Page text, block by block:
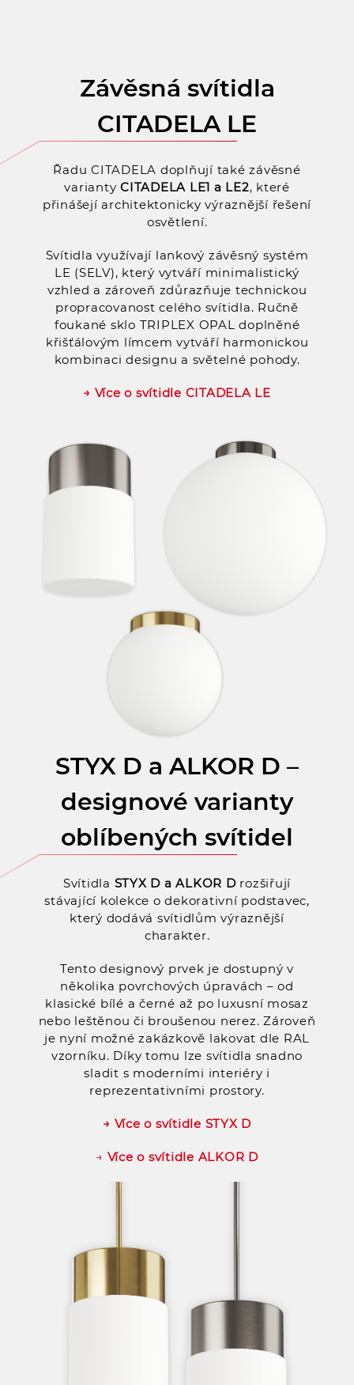
Závěsná svítidla
CITADELA LE
Řadu CITADELA doplňují také závěsné
varianty CITADELA LE1 a LE2, které
přinášejí architektonicky výraznější řešení
osvětlení.
Svítidla využívají lankový závěsný systém
LE (SELV), který vytváří minimalistický
vzhled a zároveň zdůrazňuje technickou
propracovanost celého svítidla. Ručně
foukané sklo TRIPLEX OPAL doplněné
křišťálovým límcem vytváří harmonickou
kombinaci designu a světelné pohody.
→ Více o svítidle CITADELA LE
STYX D a ALKOR D –
designové varianty
oblíbených svítidel
Svítidla STYX D a ALKOR Drozšiřují
stávající kolekce o dekorativní podstavec,
který dodává svítidlům výraznější
charakter.
Tento designový prvek je dostupný v
několika povrchových úpravách – od
klasické bílé a černé až po luxusní mosaz
nebo leštěnou či broušenou nerez. Zároveň
je nyní možné zakázkově lakovat dle RAL
vzorníku. Díky tomu lze svítidla snadno
sladit s moderními interiéry i
reprezentativními prostory.
→ Více o svítidle STYX D
→ Více o svítidle ALKOR D